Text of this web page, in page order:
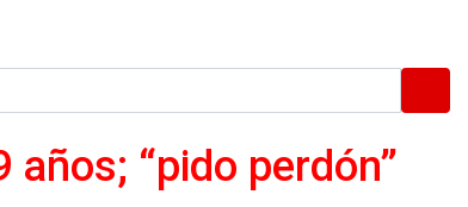
“pido perdón”